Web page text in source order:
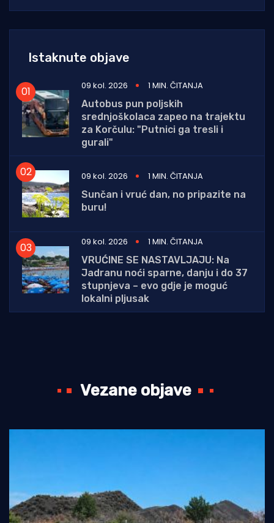
Istaknute objave
09 kol. 2026
1 MIN. ČITANJA
Autobus pun poljskih
srednjoškolaca zapeo na trajektu
za Korčulu: "Putnici ga tresli i
gurali"
09 kol. 2026
1 MIN. ČITANJA
Sunčan i vruć dan, no pripazite na
buru!
09 kol. 2026
1 MIN. ČITANJA
VRUĆINE SE NASTAVLJAJU: Na
Jadranu noći sparne, danju i do 37
stupnjeva – evo gdje je moguć
lokalni pljusak
Vezane objave